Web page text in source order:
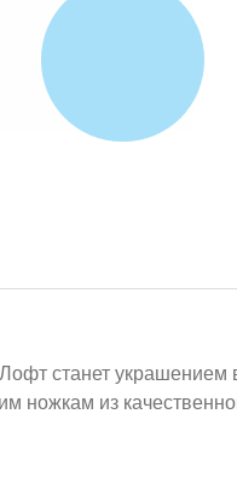
станет украшением
ножкам из